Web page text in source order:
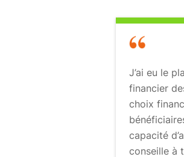
J’ai eu le
financier
choix
capacité
conseille à